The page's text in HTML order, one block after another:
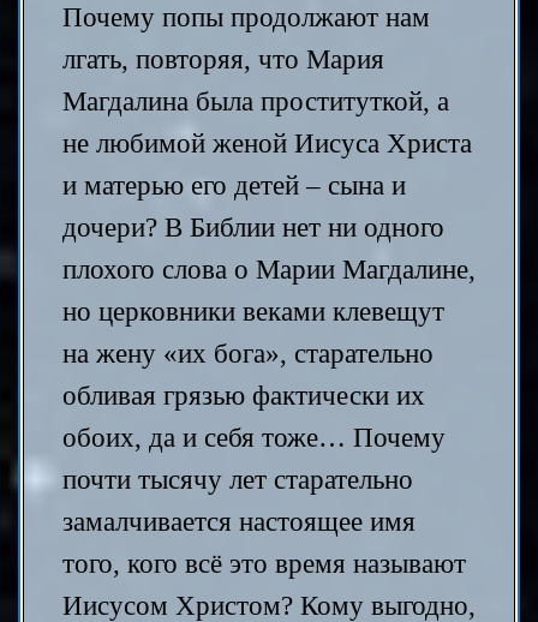
Почему попы продолжают нам
лгать, повторяя, что Мария
Магдалина была проституткой, а
не любимой женой Иисуса Христа
и матерью его детей – сына и
дочери? В Библии нет ни одного
плохого слова о Марии Магдалине,
но церковники веками клевещут
на жену «их бога», старательно
обливая грязью фактически их
обоих, да и себя тоже… Почему
почти тысячу лет старательно
замалчивается настоящее имя
того, кого всё это время называют
Иисусом Христом? Кому выгодно,